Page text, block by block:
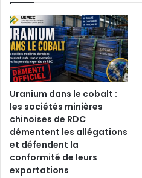
Uranium dans le cobalt :
les sociétés minières
chinoises de RDC
démentent les allégations
et défendent la
conformité de leurs
exportations